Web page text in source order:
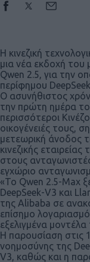
Η κινεζική
μια νέα εκδοχή του
Qwen 2.5, για την
περίφημου
Ο ασυνήθιστος
την πρώτη ημέρα
περισσότεροι
οικογένειές τους,
μετεωρική άνοδος
κινεζικής
στους
εγχώριο
«Το Qwen 2.5-Max
DeepSeek-V3 και
της Alibaba σε
επίσημο
εξελιγμένα
Η παρουσίαση στις
νοημοσύνης της
V3, καθώς και η